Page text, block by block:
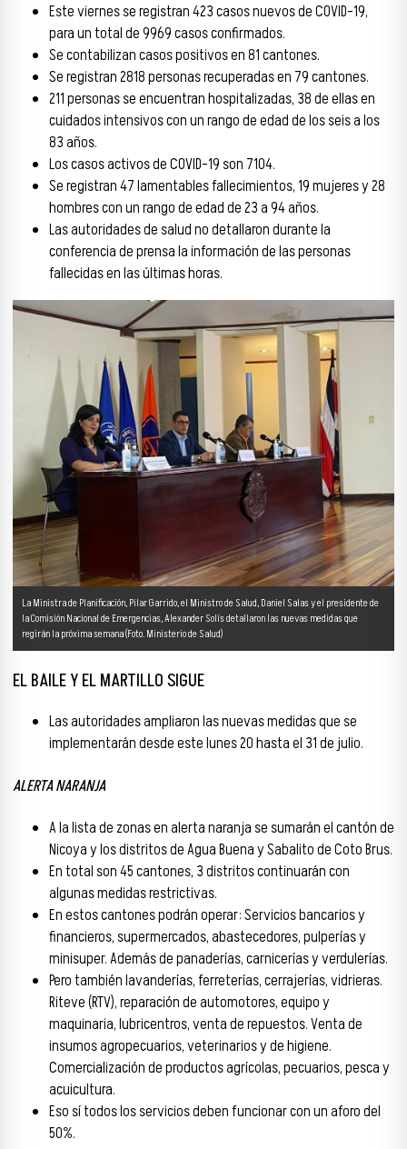
Este viernes se registran 423 casos nuevos de COVID-19,
para un total de 9969 casos confirmados.
Se contabilizan casos positivos en 81 cantones.
Se registran 2818 personas recuperadas en 79 cantones.
211 personas se encuentran hospitalizadas, 38 de ellas en
cuidados intensivos con un rango de edad de los seis a los
83 años.
Los casos activos de COVID-19 son 7104.
Se registran 47 lamentables fallecimientos, 19 mujeres y 28
hombres con un rango de edad de 23 a 94 años.
Las autoridades de salud no detallaron durante la
conferencia de prensa la información de las personas
fallecidas en las últimas horas.
La Ministra de Planificación, Pilar Garrido, el Ministro de Salud, Daniel Salas y el presidente de
la Comisión Nacional de Emergencias, Alexander Solís detallaron las nuevas medidas que
regirán la próxima semana (Foto. Ministerio de Salud)
EL BAILE Y EL MARTILLO SIGUE
Las autoridades ampliaron las nuevas medidas que se
implementarán desde este lunes 20 hasta el 31 de julio.
ALERTA NARANJA
A la lista de zonas en alerta naranja se sumarán el cantón de
Nicoya y los distritos de Agua Buena y Sabalito de Coto Brus.
En total son 45 cantones, 3 distritos continuarán con
algunas medidas restrictivas.
En estos cantones podrán operar: Servicios bancarios y
financieros, supermercados, abastecedores, pulperías y
minisuper. Además de panaderías, carnicerías y verdulerías.
Pero también lavanderías, ferreterías, cerrajerías, vidrieras.
Riteve (RTV), reparación de automotores, equipo y
maquinaria, lubricentros, venta de repuestos. Venta de
insumos agropecuarios, veterinarios y de higiene.
Comercialización de productos agrícolas, pecuarios, pesca y
acuicultura.
Eso sí todos los servicios deben funcionar con un aforo del
50%.